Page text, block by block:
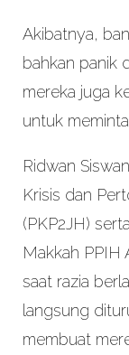
Akibatnya,
bahkan panik
mereka juga
untuk
Ridwan
Krisis dan
(PKP2JH)
Makkah PPIH
saat razia
langsung
membuat